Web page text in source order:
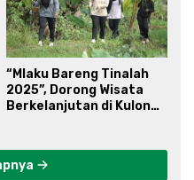
“Mlaku Bareng Tinalah
2025”, Dorong Wisata
Berkelanjutan di Kulon